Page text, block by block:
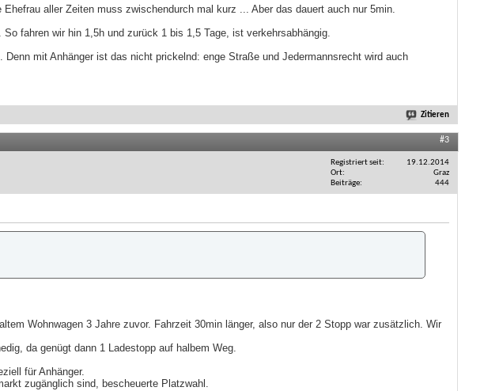
aller Zeiten muss zwischendurch mal kurz ... Aber das dauert auch nur 5min.
fahren wir hin 1,5h und zurück 1 bis 1,5 Tage, ist verkehrsabhängig.
mit Anhänger ist das nicht prickelnd: enge Straße und Jedermannsrecht wird auch
Zitieren
#3
Registriert seit
19.12.2014
Ort
Graz
Beiträge
444
Wohnwagen 3 Jahre zuvor. Fahrzeit 30min länger, also nur der 2 Stopp war zusätzlich. Wir
da genügt dann 1 Ladestopp auf halbem Weg.
für Anhänger.
zugänglich sind, bescheuerte Platzwahl.